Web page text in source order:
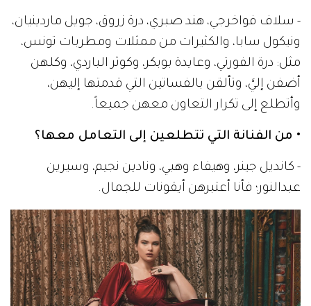
- سلاف فواخرجي، هند صبري، درة زروق، جويل ماردينيان،
ونيكول سابا، والكثيرات من ممثلات ومطربات تونس،
مثل: درة الفورتي، وعايدة بوبكر، وكوثر الباردي، وكلهن
أضفن إليَّ، وتألقن بالفساتين التي قدمتها إليهن،
وأتطلع إلى تكرار التعاون معهن جميعاً.
• من الفنانة التي تتطلعين إلى التعامل معها؟
- كانديل جينر، وهيفاء وهبي، ونادين نجيم، وسيرين
عبدالنور؛ فأنا أعتبرهن أيقونات للجمال.